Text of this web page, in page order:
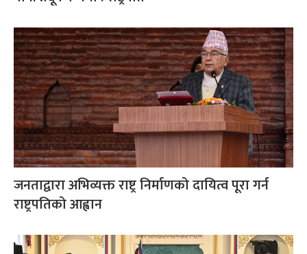
जनताद्वारा अभिव्यक्त राष्ट्र निर्माणको दायित्व पूरा गर्न
राष्ट्रपतिको आह्वान